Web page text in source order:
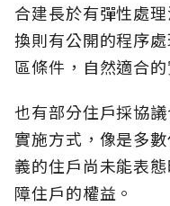
合建長於有彈性處
換則有公開的程序
區條件，自然適合
也有部分住戶採協
實施方式，像是多
義的住戶尚未能表
障住戶的權益。